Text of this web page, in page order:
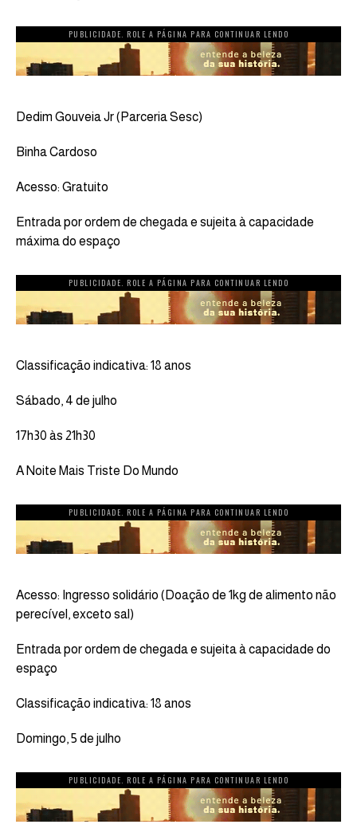
PUBLICIDADE. ROLE A PÁGINA PARA CONTINUAR LENDO
Dedim Gouveia Jr (Parceria Sesc)
Binha Cardoso
Acesso: Gratuito
Entrada por ordem de chegada e sujeita à capacidade
máxima do espaço
PUBLICIDADE. ROLE A PÁGINA PARA CONTINUAR LENDO
Classificação indicativa: 18 anos
Sábado, 4 de julho
17h30 às 21h30
A Noite Mais Triste Do Mundo
PUBLICIDADE. ROLE A PÁGINA PARA CONTINUAR LENDO
Acesso: Ingresso solidário (Doação de 1kg de alimento não
perecível, exceto sal)
Entrada por ordem de chegada e sujeita à capacidade do
espaço
Classificação indicativa: 18 anos
Domingo, 5 de julho
PUBLICIDADE. ROLE A PÁGINA PARA CONTINUAR LENDO